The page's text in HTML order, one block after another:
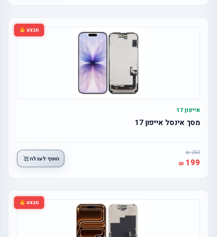
מבצע
אייפון 17
מסך אינסל אייפון 17
260
199 הוסף לעגלה
מבצע